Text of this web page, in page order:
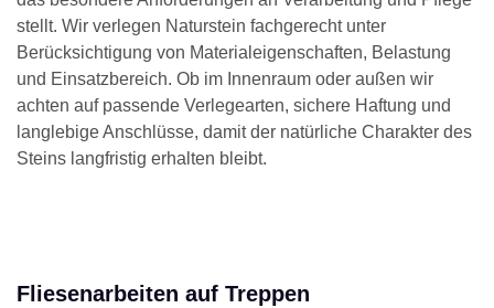
stellt. Wir verlegen Naturstein fachgerecht unter
Berücksichtigung von Materialeigenschaften, Belastung
und Einsatzbereich. Ob im Innenraum oder außen wir
achten auf passende Verlegearten, sichere Haftung und
langlebige Anschlüsse, damit der natürliche Charakter des
Steins langfristig erhalten bleibt.
Fliesenarbeiten auf Treppen